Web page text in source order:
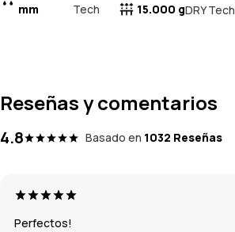
mm
Tech
15.000 gDRY Tech
Reseñas y comentarios
4.8 Basado en 1032 Reseñas
Perfectos!